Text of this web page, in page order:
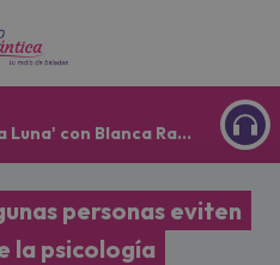
'Entre La Arena y La Luna' con Blanca Ramírez
personas eviten
la psicología